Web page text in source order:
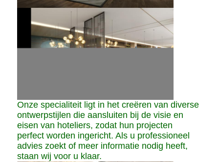
Onze specialiteit ligt in het creëren van diverse
ontwerpstijlen die aansluiten bij de visie en
eisen van hoteliers, zodat hun projecten
perfect worden ingericht. Als u professioneel
advies zoekt of meer informatie nodig heeft,
staan ​​wij voor u klaar.